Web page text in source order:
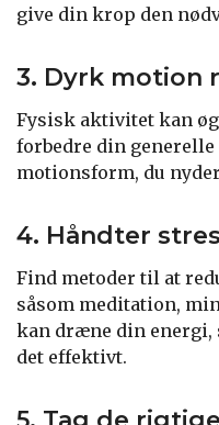
give din krop den
3. Dyrk motion
Fysisk aktivitet kan
forbedre din generelle
motionsform, du
4. Håndter
Find metoder til at
såsom meditation,
kan dræne din energi,
det effektivt.